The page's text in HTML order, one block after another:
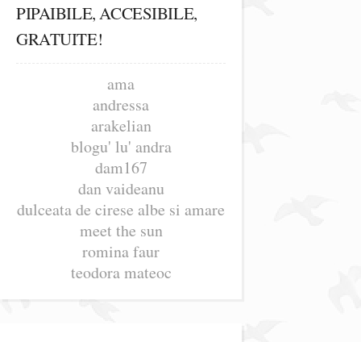
PIPAIBILE, ACCESIBILE,
GRATUITE!
ama
andressa
arakelian
blogu' lu' andra
dam167
dan vaideanu
dulceata de cirese albe si amare
meet the sun
romina faur
teodora mateoc